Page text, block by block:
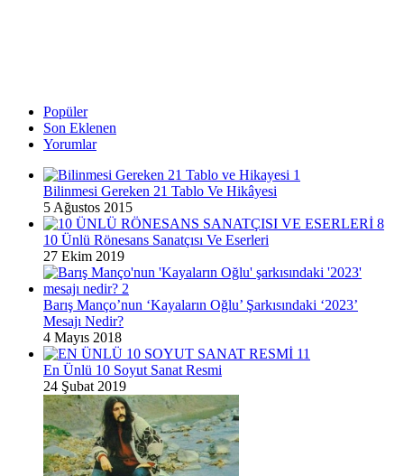
Popüler
Son Eklenen
Yorumlar
Bilinmesi Gereken 21 Tablo Ve Hikâyesi
5 Ağustos 2015
10 Ünlü Rönesans Sanatçısı Ve Eserleri
27 Ekim 2019
Barış Manço’nun ‘Kayaların Oğlu’ Şarkısındaki ‘2023’
Mesajı Nedir?
4 Mayıs 2018
En Ünlü 10 Soyut Sanat Resmi
24 Şubat 2019